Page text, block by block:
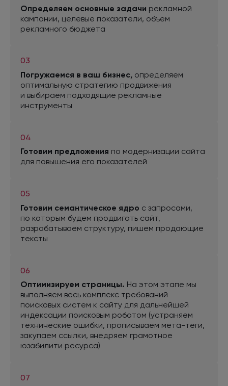
Исправляет технические ошибки на сайте,
мешающие правильной индексации сайта и
повышению позиций в поисковых системах.
Внедряет рекомендации оптимизатора,
влияющие на индексацию сайта поисковыми
системами.
Редактор
Руководит командой копирайтеров. В крупных
команды - создание информативных и
полезных текстов, заточенных под SEO.
Копирайтер
Пишет для проекта оптимизированные тексты
для решения конкретных задач. Если задача -
продвижение в поисковых системах, то
контент оптимизируется под ключевые
запросы (SEO). Для продуктовых страниц
пишем маркетинговые тексты, которые
Определяем основные задачи рекламной
кампании, целевые показатели, объем
рекламного бюджета
03
Погружаемся в ваш бизнес, определяем
оптимальную стратегию продвижения
и выбираем подходящие рекламные
инструменты
04
Готовим предложения по модернизации сайта
для повышения его показателей
05
Готовим семантическое ядро с запросами,
по которым будем продвигать сайт,
разрабатываем структуру, пишем продающие
тексты
06
Оптимизируем страницы. На этом этапе мы
выполняем весь комплекс требований
поисковых систем к сайту для дальнейшей
индексации поисковым роботом (устраняем
технические ошибки, прописываем мета-теги,
закупаем ссылки, внедряем грамотное
юзабилити ресурса)
07